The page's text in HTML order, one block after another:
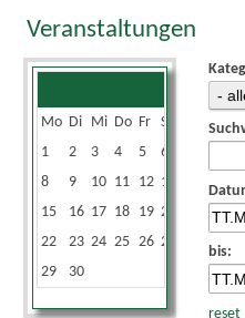
Veranstaltungen
Mo Di Mi Do Fr Sa
1
2 3 4 5 6
8
9 10 11 12 13
15
16 17 18 19 20
22
23 24 25 26 27
29
30
bis:
reset